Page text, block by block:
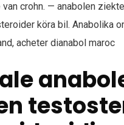
crohn. — anabolen
köra bil. Anabolika
acheter dianabol maroc